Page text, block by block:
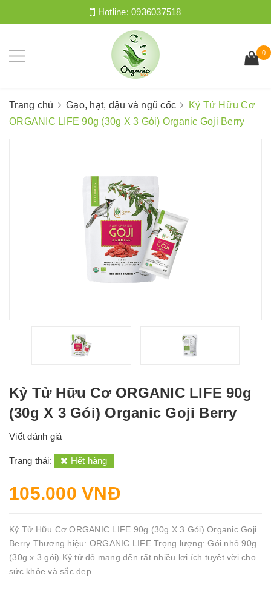
Hotline:0936037518
0
Trang chủ Gạo, hạt, đậu và ngũ cốc
Kỷ Tử Hữu Cơ
ORGANIC LIFE 90g (30g X 3 Gói) Organic Goji Berry
Kỷ Tử Hữu Cơ ORGANIC LIFE 90g
(30g X 3 Gói) Organic Goji Berry
Viết đánh giá
Trạng thái: Hết hàng
105.000 VNĐ
Kỷ Tử Hữu Cơ ORGANIC LIFE 90g (30g X 3 Gói) Organic Goji
Berry Thương hiệu: ORGANIC LIFE Trọng lượng: Gói nhỏ 90g
(30g x 3 gói) Kỷ tử đỏ mang đến rất nhiều lợi ích tuyệt vời cho
sức khỏe và sắc đẹp....